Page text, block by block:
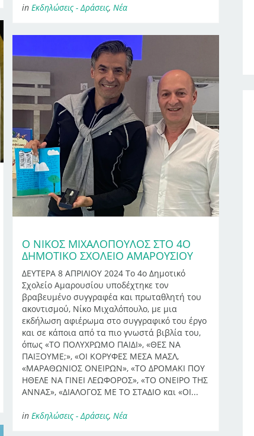
in Εκδηλώσεις - Δράσεις, Νέα
Ο ΝΊΚΟΣ ΜΙΧΑΛΌΠΟΥΛΟΣ ΣΤΟ 4Ο
ΔΗΜΟΤΙΚΌ ΣΧΟΛΕΊΟ ΑΜΑΡΟΥΣΊΟΥ
ΔΕΥΤΕΡΑ 8 ΑΠΡΙΛΙΟΥ 2024 Το 4ο Δημοτικό
Σχολείο Αμαρουσίου υποδέχτηκε τον
βραβευμένο συγγραφέα και πρωταθλητή του
ακοντισμού, Νίκο Μιχαλόπουλο, με μια
εκδήλωση αφιέρωμα στο συγγραφικό του έργο
και σε κάποια από τα πιο γνωστά βιβλία του,
όπως «ΤΟ ΠΟΛΥΧΡΩΜΟ ΠΑΙΔΙ», «ΘΕΣ ΝΑ
ΠΑΙΞΟΥΜΕ;», «ΟΙ ΚΟΡΥΦΕΣ ΜΕΣΑ ΜΑΣΛ,
«ΜΑΡΑΘΩΝΙΟΣ ΟΝΕΙΡΩΝ», «ΤΟ ΔΡΟΜΑΚΙ ΠΟΥ
ΗΘΕΛΕ ΝΑ ΓΙΝΕΙ ΛΕΩΦΟΡΟΣ», «ΤΟ ΟΝΕΙΡΟ ΤΗΣ
ΑΝΝΑΣ», «ΔΙΑΛΟΓΟΣ ΜΕ ΤΟ ΣΤΑΔΙΟ και «ΟΙ...
in Εκδηλώσεις - Δράσεις, Νέα